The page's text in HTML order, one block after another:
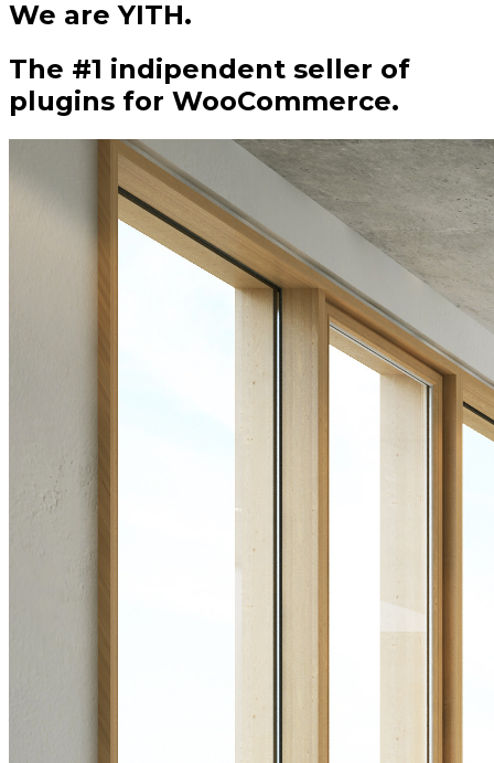
We are YITH.
The #1 indipendent seller of
plugins for WooCommerce.